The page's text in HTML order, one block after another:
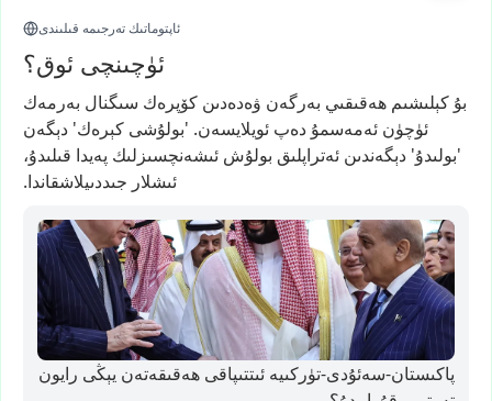
ئاپتوماتىك تەرجىمە قىلىندى
ئۈچىنچى ئوق؟
بۇ كېلىشىم ھەقىقىي بەرگەن ۋەدەدىن كۆپرەك سىگنال بەرمەك
ئۈچۈن ئەمەسمۇ دەپ ئويلايسەن. 'بولۇشى كېرەك' دېگەن
'بولىدۇ' دېگەندىن ئەتراپلىق بولۇش ئىشەنچسىزلىك پەيدا قىلىدۇ،
ئىشلار جىددىيلاشقاندا.
پاكىستان-سەئۇدى-تۈركىيە ئىتتىپاقى ھەقىقەتەن يېڭى رايون